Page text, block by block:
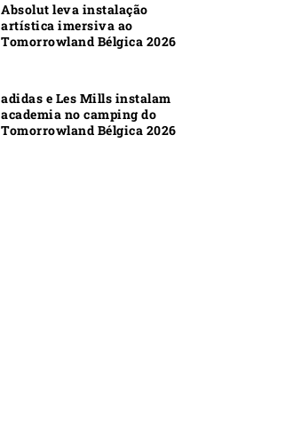
Absolut leva instalação
artística imersiva ao
Tomorrowland Bélgica 2026
adidas e Les Mills instalam
academia no camping do
Tomorrowland Bélgica 2026